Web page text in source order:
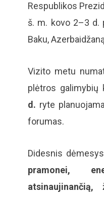
Respublikos
š. m. kovo 2–3 d.
Baku,
Vizito metu
plėtros galimybių
d. ryte
forumas.
Didesnis
pramonei,
atsinaujinančią,